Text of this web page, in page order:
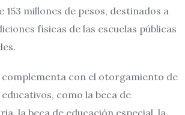
millones de pesos, destinados a
físicas de las escuelas públicas
complementa con el otorgamiento de
como la beca de
la beca de educación especial, la